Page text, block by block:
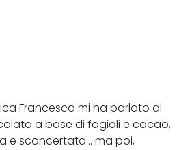
Francesca mi ha parlato di
a base di fagioli e cacao,
e sconcertata... ma poi,